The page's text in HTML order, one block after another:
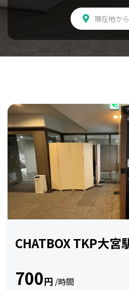
現在地か
CHATBOX TKP大宮
700円 /時間